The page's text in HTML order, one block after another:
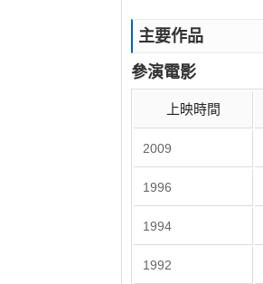
主要作品
參演電影
上映時間
2009
1996
1994
1992